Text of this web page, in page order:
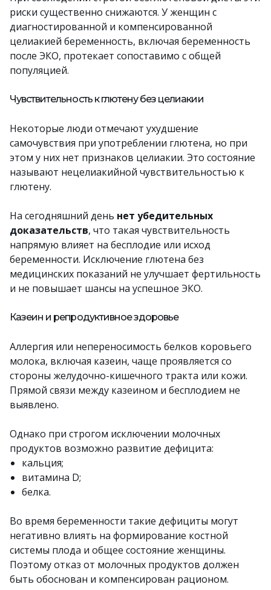
риски существенно снижаются. У женщин с
диагностированной и компенсированной
целиакией беременность, включая беременность
после ЭКО, протекает сопоставимо с общей
популяцией.
Чувствительность к глютену без целиакии
Некоторые люди отмечают ухудшение
самочувствия при употреблении глютена, но при
этом у них нет признаков целиакии. Это состояние
называют нецелиакийной чувствительностью к
глютену.
На сегодняшний день нет убедительных
доказательств, что такая чувствительность
напрямую влияет на бесплодие или исход
беременности. Исключение глютена без
медицинских показаний не улучшает фертильность
и не повышает шансы на успешное ЭКО.
Казеин и репродуктивное здоровье
Аллергия или непереносимость белков коровьего
молока, включая казеин, чаще проявляется со
стороны желудочно-кишечного тракта или кожи.
Прямой связи между казеином и бесплодием не
выявлено.
Однако при строгом исключении молочных
продуктов возможно развитие дефицита:
кальция;
витамина D;
белка.
Во время беременности такие дефициты могут
негативно влиять на формирование костной
системы плода и общее состояние женщины.
Поэтому отказ от молочных продуктов должен
быть обоснован и компенсирован рационом.